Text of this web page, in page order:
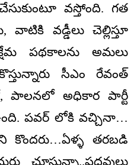
వస్తోంది. గత
వడ్డీలు చెల్లిస్తూ
పథకాలను అమ‌లు
సీఎం రేవంత్
పాల‌న‌లో అధికార పార్టీ
ప‌వ‌ర్ లోకి వ‌చ్చినా…
కొందరు…ఏళ్ళ త‌ర‌బ‌డి
చూస్తున్నా..ప‌ద‌వులు